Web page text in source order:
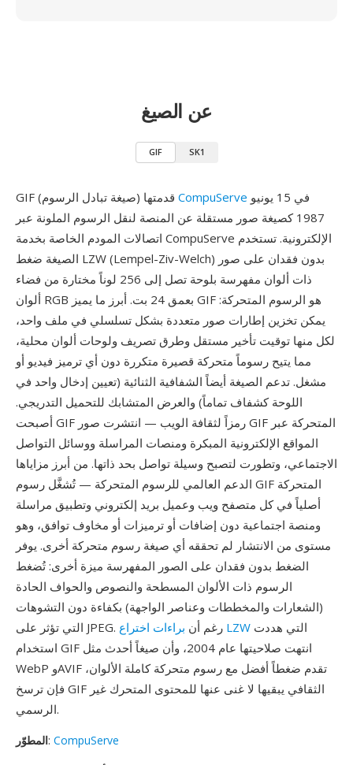
عن الصيغ
GIF SK1
CompuServe
1987 كصيغة صور مستقلة عن المنصة لنقل الرسوم الملونة عبر
اتصالات المودم الخاصة بخدمة CompuServe الإلكترونية. تستخدم
الصيغة ضغط LZW (Lempel-Ziv-Welch) بدون فقدان على صور
ذات ألوان مفهرسة بلوحة تصل إلى 256 لوناً مختارة من فضاء
ألوان RGB بعمق 24 بت. أبرز ما يميز GIF هو الرسوم المتحركة:
يمكن تخزين إطارات صور متعددة بشكل تسلسلي في ملف واحد،
لكل منها توقيت تأخير مستقل وطرق تصريف ولوحات ألوان محلية،
مما يتيح رسوماً متحركة قصيرة متكررة دون أي ترميز فيديو أو
مشغل. تدعم الصيغة أيضاً الشفافية الثنائية (تعيين إدخال واحد في
اللوحة كشفاف تماماً) والعرض المتشابك للتحميل التدريجي.
أصبحت GIF رمزاً لثقافة الويب — انتشرت صور GIF المتحركة عبر
المواقع الإلكترونية المبكرة ومنصات المراسلة ووسائل التواصل
الاجتماعي، وتطورت لتصبح وسيلة تواصل بحد ذاتها. من أبرز مزاياها
الدعم العالمي للرسوم المتحركة — تُشغَّل رسوم GIF المتحركة
أصلياً في كل متصفح ويب وعميل بريد إلكتروني وتطبيق مراسلة
ومنصة اجتماعية دون إضافات أو ترميزات أو مخاوف توافق، وهو
مستوى من الانتشار لم تحققه أي صيغة رسوم متحركة أخرى. يوفر
الضغط بدون فقدان على الصور المفهرسة ميزة أخرى: تُضغط
الرسوم ذات الألوان المسطحة والنصوص والحواف الحادة
(الشعارات والمخططات وعناصر الواجهة) بكفاءة دون التشوهات
التي تؤثر على JPEG. رغم أن براءات اختراع LZW
استخدام GIF انتهت صلاحيتها عام 2004، وأن صيغاً أحدث مثل
WebP وAVIF تقدم ضغطاً أفضل مع رسوم متحركة كاملة الألوان،
فإن ترسخ GIF الثقافي يبقيها لا غنى عنها للمحتوى المتحرك غير
الرسمي.
المطوّر: CompuServe